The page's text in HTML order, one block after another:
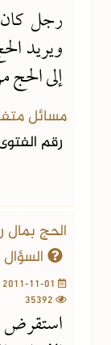
رجل كان
ويريد
إلى الحج
مسائل
رقم
الحج بمال